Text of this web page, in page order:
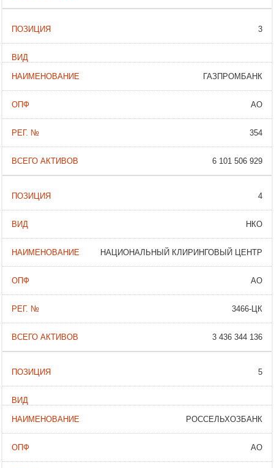
3
ГАЗПРОМБАНК
АО
354
6 101 506 929
4
НКО
НАЦИОНАЛЬНЫЙ КЛИРИНГОВЫЙ ЦЕНТР
АО
3466-ЦК
3 436 344 136
5
РОССЕЛЬХОЗБАНК
АО